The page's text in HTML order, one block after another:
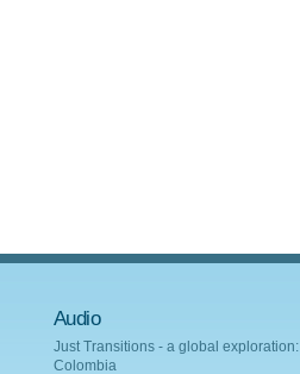
Audio
Just Transitions - a global exploration:
Colombia